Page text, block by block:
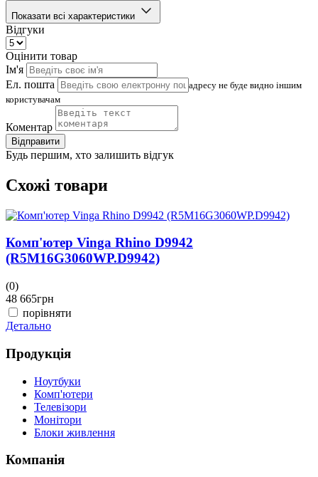
Показати всі характеристики
Відгуки
Оцінити товар
Ім'я
Ел. пошта
адресу не буде видно іншим
користувачам
Коментар
Відправити
Будь першим, хто залишить відгук
Схожі товари
Комп'ютер Vinga Rhino D9942
(R5M16G3060WP.D9942)
(0)
48 665грн
порівняти
Детально
Продукція
Ноутбуки
Комп'ютери
Телевізори
Монітори
Блоки живлення
Компанія